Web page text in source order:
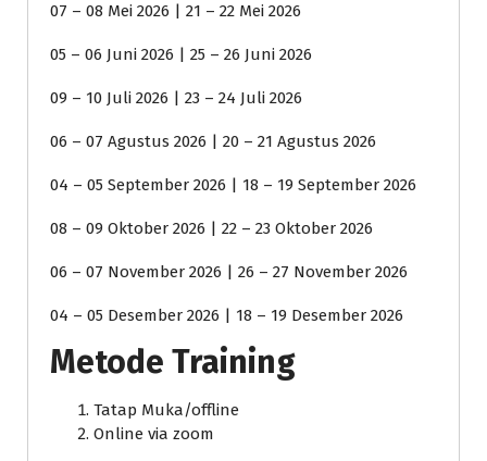
07 – 08 Mei 2026 | 21 – 22 Mei 2026
05 – 06 Juni 2026 | 25 – 26 Juni 2026
09 – 10 Juli 2026 | 23 – 24 Juli 2026
06 – 07 Agustus 2026 | 20 – 21 Agustus 2026
04 – 05 September 2026 | 18 – 19 September 2026
08 – 09 Oktober 2026 | 22 – 23 Oktober 2026
06 – 07 November 2026 | 26 – 27 November 2026
04 – 05 Desember 2026 | 18 – 19 Desember 2026
Metode Training
Tatap Muka/offline
Online via zoom